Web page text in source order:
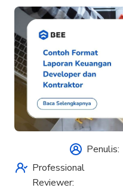
Penulis:
Professional
Reviewer: